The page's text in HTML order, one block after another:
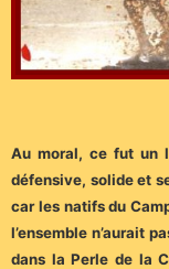
Au moral, ce fut un
défensive, solide et
car les natifs du
l’ensemble n’aurait
dans la Perle de la